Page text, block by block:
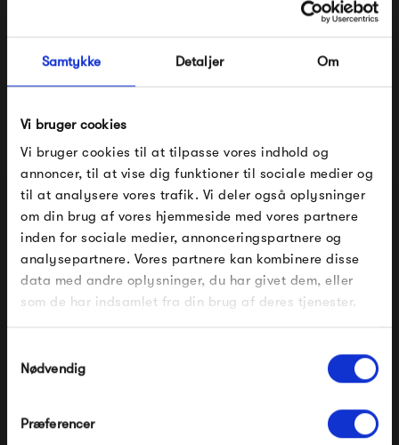
Samtykke Detaljer Om
Vi bruger cookies
Vi bruger cookies til at tilpasse vores indhold og
annoncer, til at vise dig funktioner til sociale medier og
til at analysere vores trafik. Vi deler også oplysninger
om din brug af vores hjemmeside med vores partnere
inden for sociale medier, annonceringspartnere og
analysepartnere. Vores partnere kan kombinere disse
data med andre oplysninger, du har givet dem, eller
som de har indsamlet fra din brug af deres tjenester.
Nødvendig
Præferencer
både design og farvevalg, så du kan tage tøjet frem,
sæson efter sæson, og altid glæde dig til at klæde dig i det
Produkter fra samme kategori
Frau Seoul Lang Denim
FÅ 10% PÅ DIN NÆSTE ORDRE
Indtast din e-mail, så sender vi rabatkoden til dig på
mail. Minimumsbeløb er 499 kr. for at indløse
rabatten.
Gælder ikke på produkter fra Fermob, File Under